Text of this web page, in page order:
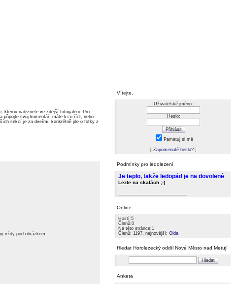
Vítejte,
Uživatelské jméno:
Heslo:
Pamatuj si mě
[Zapomenuté heslo? ]
Podmínky pro ledolezení
Je teplo, takže ledopád je na dovolené
Lezte na skalách ;-)
Online
Hostí:5
Členů:0
Na této stránce:1
Členů: 1197, nejnovější:Olda
Hledat Horolezecký oddíl Nové Město nad Metují
Anketa
kterou naleznete ve zdejší fotogalerii. Pro
připojte svůj komentář, máte-li co říct, nebo
sekcí je za dveřmi, konkrétně jde o fotky z
vždy pod obrázkem.